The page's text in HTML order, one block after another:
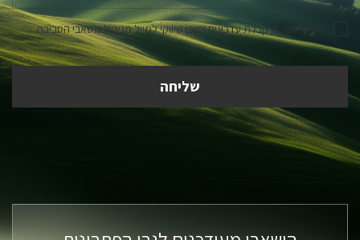
אני מאשר.ת קבלת עדכונים ותוכן שיווקי למייל מניהול משאבי הסביבה